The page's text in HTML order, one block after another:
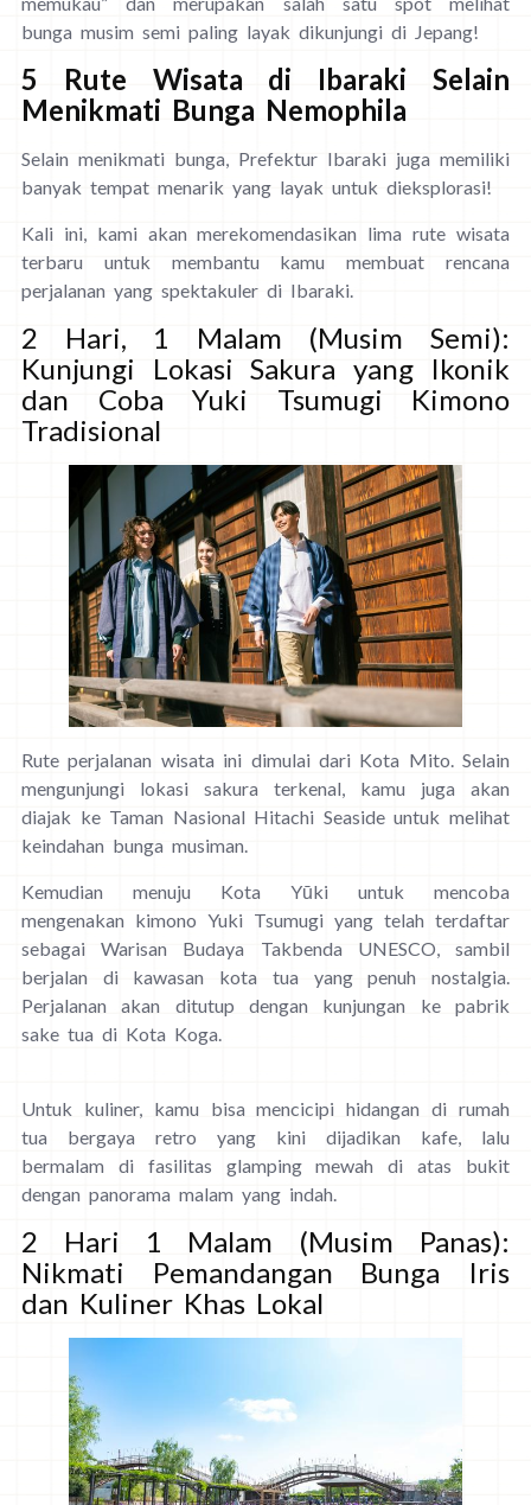
bunga musim semi paling layak dikunjungi di Jepang!
5 Rute Wisata di Ibaraki Selain
Menikmati Bunga Nemophila
Selain menikmati bunga, Prefektur Ibaraki juga memiliki
banyak tempat menarik yang layak untuk dieksplorasi!
Kali ini, kami akan merekomendasikan lima rute wisata
terbaru untuk membantu kamu membuat rencana
perjalanan yang spektakuler di Ibaraki.
2 Hari, 1 Malam (Musim Semi):
Kunjungi Lokasi Sakura yang Ikonik
dan Coba Yuki Tsumugi Kimono
Tradisional
Rute perjalanan wisata ini dimulai dari Kota Mito. Selain
mengunjungi lokasi sakura terkenal, kamu juga akan
diajak ke Taman Nasional Hitachi Seaside untuk melihat
keindahan bunga musiman.
Kemudian menuju Kota Yūki untuk mencoba
mengenakan kimono Yuki Tsumugi yang telah terdaftar
sebagai Warisan Budaya Takbenda UNESCO, sambil
berjalan di kawasan kota tua yang penuh nostalgia.
Perjalanan akan ditutup dengan kunjungan ke pabrik
sake tua di Kota Koga.
Untuk kuliner, kamu bisa mencicipi hidangan di rumah
tua bergaya retro yang kini dijadikan kafe, lalu
bermalam di fasilitas glamping mewah di atas bukit
dengan panorama malam yang indah.
2 Hari 1 Malam (Musim Panas):
Nikmati Pemandangan Bunga Iris
dan Kuliner Khas Lokal